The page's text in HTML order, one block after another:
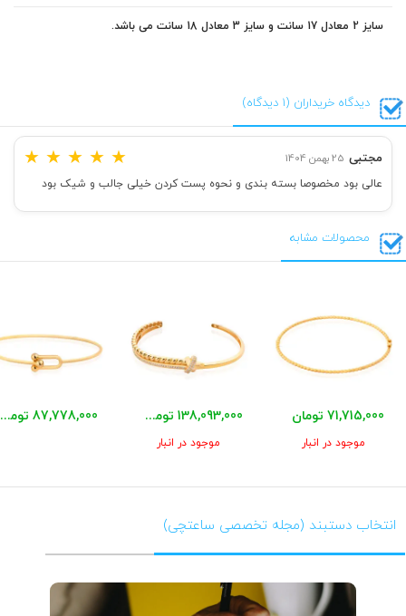
سایز 2 معادل 17 سانت و سایز 3 معادل 18 سانت می باشد.
دیدگاه خریداران (1 دیدگاه)
مجتبی 25 بهمن 1404 ★ ★ ★ ★ ★
عالی بود مخصوصا بسته بندی و نحوه پست کردن خیلی جالب و شیک بود
محصولات مشابه
71,715,000 تومان
موجود در انبار
138,093,000 تومان
موجود در انبار
87,778,000 تومان
انتخاب دستبند (مجله تخصصی ساعتچی)